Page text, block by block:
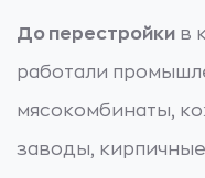
До перестройки в
работали
мясокомбинаты,
заводы,